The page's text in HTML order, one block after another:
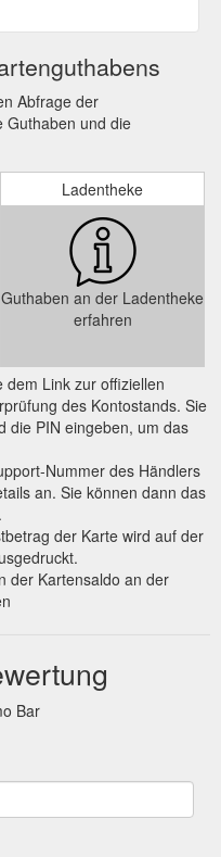
Abfrage der
Guthaben und die
Ladentheke
Guthaben an der Ladentheke
erfahren
Link zur offiziellen
des Kontostands. Sie
die PIN eingeben, um das
Nummer des Händlers
an. Sie können dann das
der Karte wird auf der
der Kartensaldo an der
Bar